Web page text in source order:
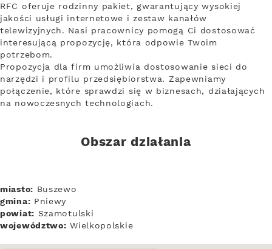
RFC oferuje rodzinny pakiet, gwarantujący wysokiej
jakości usługi internetowe i zestaw kanałów
telewizyjnych. Nasi pracownicy pomogą Ci dostosować
interesującą propozycję, która odpowie Twoim
potrzebom.
Propozycja dla firm umożliwia dostosowanie sieci do
narzędzi i profilu przedsiębiorstwa. Zapewniamy
połączenie, które sprawdzi się w biznesach, działających
na nowoczesnych technologiach.
Obszar działania
miasto: Buszewo
gmina: Pniewy
powiat: Szamotulski
województwo: Wielkopolskie